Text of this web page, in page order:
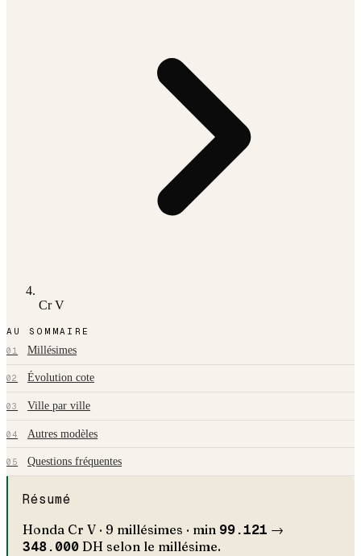
Cr V
AU SOMMAIRE
01 Millésimes
02 Évolution cote
03 Ville par ville
04 Autres modèles
05 Questions fréquentes
Résumé
Honda Cr V· 9 millésimes · min 99.121 →
348.000 DH selon le millésime.